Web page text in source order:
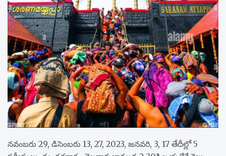
నవంబరు 29, డిసెంబరు 13, 27, 2023, జనవరి, 3, 17 తేదీల్లో 5